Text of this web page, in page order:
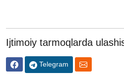
Ijtimoiy tarmoqlarda
Telegram